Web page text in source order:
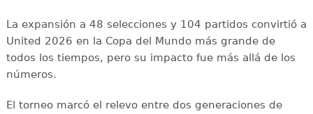
La expansión a 48 selecciones y 104 partidos convirtió a
United 2026 en la Copa del Mundo más grande de
todos los tiempos, pero su impacto fue más allá de los
números.
El torneo marcó el relevo entre dos generaciones de